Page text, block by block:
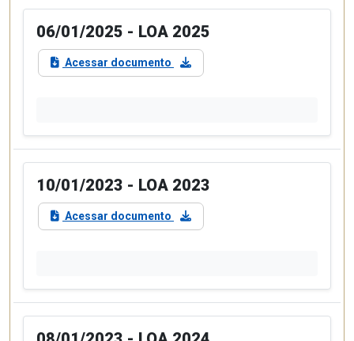
06/01/2025 - LOA 2025
Acessar documento
10/01/2023 - LOA 2023
Acessar documento